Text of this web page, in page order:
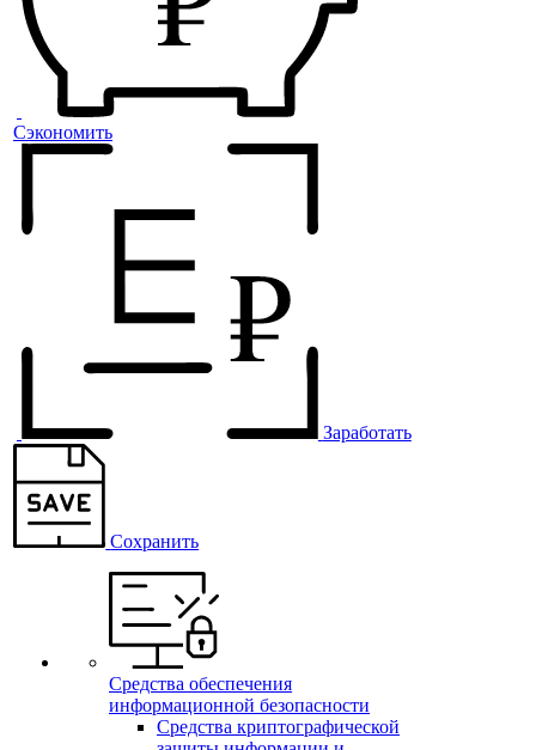
Сэкономить
Заработать
Сохранить
Средства обеспечения
информационной безопасности
Средства криптографической